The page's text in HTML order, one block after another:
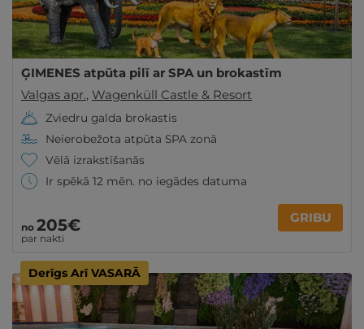
ĢIMENES atpūta pilī ar SPA un brokastīm
Valgas apr., Wagenküll Castle & Resort
Zviedru galda brokastis
Neierobežota atpūta SPA zonā
Vēlā izrakstīšanās
Ir spēkā 12 mēn. no iegādes datuma
no 205€
par nakti
GRIBU
Derīgs Arī VASARĀ